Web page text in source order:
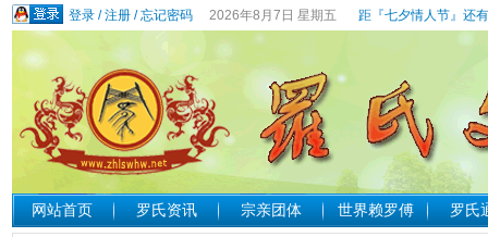
登录/注册/忘记密码 2026年8月7日 星期五 距『七夕情人节』还
网站首页 罗氏资讯 宗亲团体 世界赖罗傅 罗氏